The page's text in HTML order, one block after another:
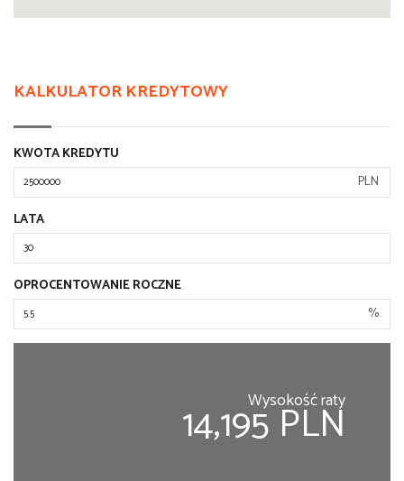
KALKULATOR KREDYTOWY
KWOTA KREDYTU
PLN
LATA
OPROCENTOWANIE ROCZNE
%
Wysokość raty
14,195 PLN